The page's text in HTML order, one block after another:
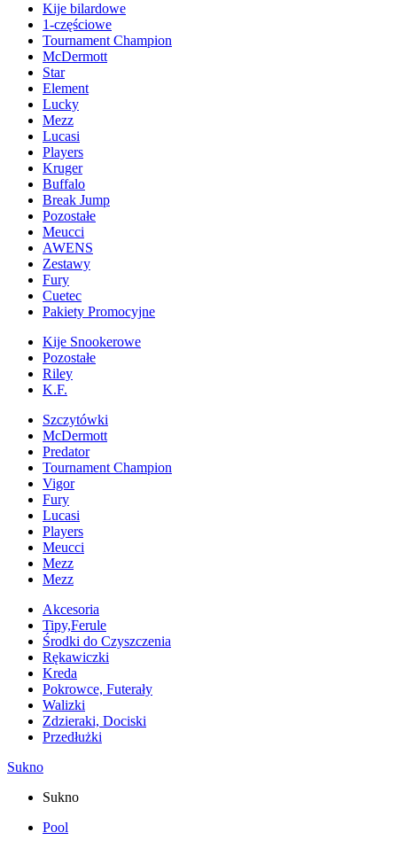
Kije bilardowe
1-częściowe
Tournament Champion
McDermott
Star
Element
Lucky
Mezz
Lucasi
Players
Kruger
Buffalo
Break Jump
Pozostałe
Meucci
AWENS
Zestawy
Fury
Cuetec
Pakiety Promocyjne
Kije Snookerowe
Pozostałe
Riley
K.F.
Szczytówki
McDermott
Predator
Tournament Champion
Vigor
Fury
Lucasi
Players
Meucci
Mezz
Mezz
Akcesoria
Tipy,Ferule
Środki do Czyszczenia
Rękawiczki
Kreda
Pokrowce, Futerały
Walizki
Zdzieraki, Dociski
Przedłużki
Sukno
Sukno
Pool